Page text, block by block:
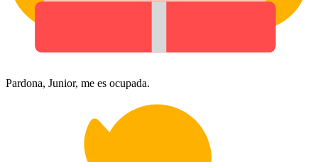
Pardona, Junior, me es ocupada.